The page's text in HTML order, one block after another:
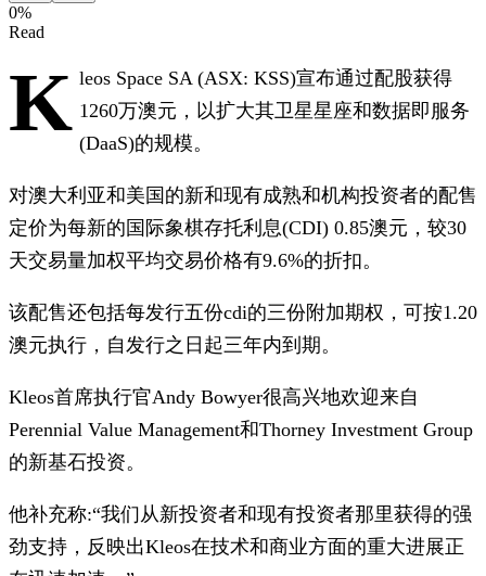
0%
Read
K leos Space SA (ASX: KSS)宣布通过配股获得
1260万澳元，以扩大其卫星星座和数据即服务
(DaaS)的规模。
对澳大利亚和美国的新和现有成熟和机构投资者的配售
定价为每新的国际象棋存托利息(CDI) 0.85澳元，较30
天交易量加权平均交易价格有9.6%的折扣。
该配售还包括每发行五份cdi的三份附加期权，可按1.20
澳元执行，自发行之日起三年内到期。
Kleos首席执行官Andy Bowyer很高兴地欢迎来自
Perennial Value Management和Thorney Investment Group
的新基石投资。
他补充称:“我们从新投资者和现有投资者那里获得的强
劲支持，反映出Kleos在技术和商业方面的重大进展正